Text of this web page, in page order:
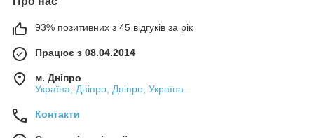
93% позитивних з 45 відгуків за рік
Працює з 08.04.2014
м. Дніпро
Україна, Дніпро, Дніпро, Україна
Контакти